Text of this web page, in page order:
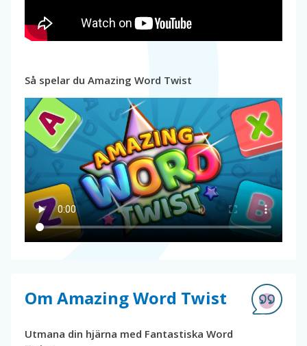
Så spelar du Amazing Word Twist
Om Amazing Word Twist
Utmana din hjärna med Fantastiska Word